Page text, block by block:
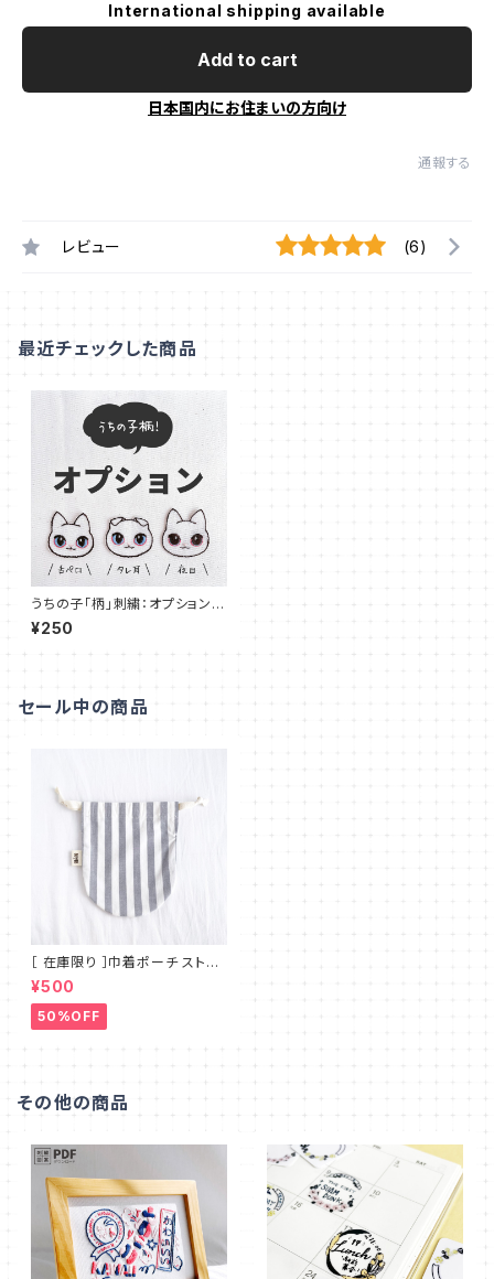
International shipping available
Add to cart
日本国内にお住まいの方向け
通報する
レビュー (6)
最近チェックした商品
うちの子「柄」刺繍：オプション
【バッグチャーム】
¥250
セール中の商品
［ 在庫限り ］巾着ポーチ ストラ
イプ コロンと可愛い丸底 シンプ
ルで使いやすいマチのないフラッ
トタイプ MT_001
¥500
50%OFF
その他の商品